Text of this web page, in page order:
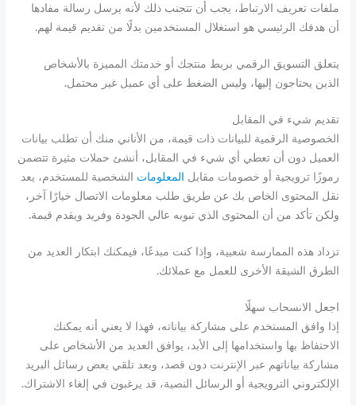
ملفات تعريف الارتباط، يجب أن تتجنب ذلك لأنه يرسل رسالة مفادها
أن هدفك الرئيسي هو استغلال المستخدمين بدلًا من تقديم قيمة لهم.
يتعلق التسويق الرقمي بربط منتجك أو خدمتك المميزة بالأشخاص
الذين يحتاجون إليها، وليس الضغط على أي عميل غير محتمل.
تقديم شيء في المقابل
الخصوصية الرقمية للبيانات ذات قيمة، من الأناني منك أن تطلب بيانات
العميل دون أن تعطي أي شيء في المقابل، أنشئ حملات مثيرة تتضمن
رموزًا ترويجية أو خصومات مقابل المعلومات الشخصية للمستخدم، يعد
نقل المحتوى الخاص بك عن طريق طلب معلومات الاتصال خيارًا آخر،
ولكن تأكد من أن المحتوى الذي تبوبه عالي الجودة وفريد ويقدم قيمة.
تزداد هذه الممارسة شعبية، وإذا كنت مبدعًا، فيمكنك ابتكار العديد من
الطرق الشيقة الأخرى للعمل مع عملائك.
اجعل الانسحاب سهلًا
إذا وافق المستخدم على مشاركة بياناته، فهذا لا يعني أنه يمكنك
الاحتفاظ بها واستخدامها إلى الأبد، يوافق العديد من الأشخاص على
مشاركة بياناتهم عبر الإنترنت دون قصد، وبعد تلقي بعض رسائل البريد
الإلكتروني الترويجية أو الرسائل النصية، قد يرغبون في إلغاء الاشتراك.